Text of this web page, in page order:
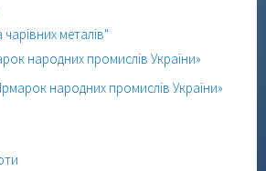
металів"
народних промислів України»
народних промислів України»